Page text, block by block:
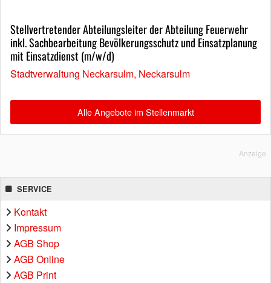
Stellvertretender Abteilungsleiter der Abteilung Feuerwehr
inkl. Sachbearbeitung Bevölkerungsschutz und Einsatzplanung
mit Einsatzdienst (m/w/d)
Stadtverwaltung Neckarsulm, Neckarsulm
Alle Angebote im Stellenmarkt
Anzeige
SERVICE
Kontakt
Impressum
AGB Shop
AGB Online
AGB Print